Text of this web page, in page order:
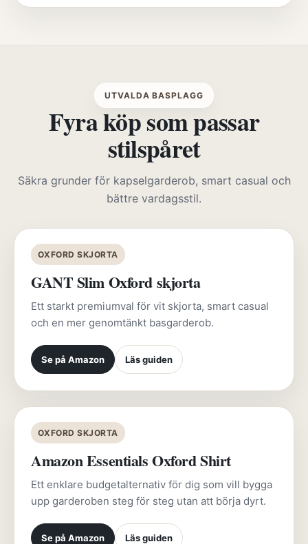
UTVALDA BASPLAGG
Fyra köp som passar
stilspåret
Säkra grunder för kapselgarderob, smart casual och
bättre vardagsstil.
OXFORD SKJORTA
GANT Slim Oxford skjorta
Ett starkt premiumval för vit skjorta, smart casual
och en mer genomtänkt basgarderob.
Se på Amazon Läs guiden
OXFORD SKJORTA
Amazon Essentials Oxford Shirt
Ett enklare budgetalternativ för dig som vill bygga
upp garderoben steg för steg utan att börja dyrt.
Se på Amazon Läs guiden